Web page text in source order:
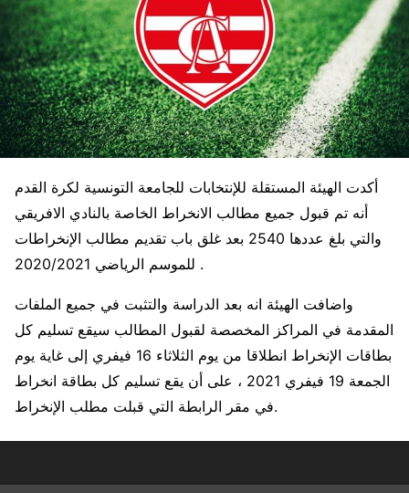
أكدت الهيئة المستقلة للإنتخابات للجامعة التونسية لكرة القدم
أنه تم قبول جميع مطالب الانخراط الخاصة بالنادي الافريقي
والتي بلغ عددها 2540 بعد غلق باب تقديم مطالب الإنخراطات
للموسم الرياضي 2020/2021 .
واضافت الهيئة انه بعد الدراسة والتثبت في جميع الملفات
المقدمة في المراكز المخصصة لقبول المطالب سيقع تسليم كل
بطاقات الإنخراط انطلاقا من يوم الثلاثاء 16 فيفري إلى غاية يوم
الجمعة 19 فيفري 2021 ، على أن يقع تسليم كل بطاقة انخراط
في مقر الرابطة التي قبلت مطلب الإنخراط.